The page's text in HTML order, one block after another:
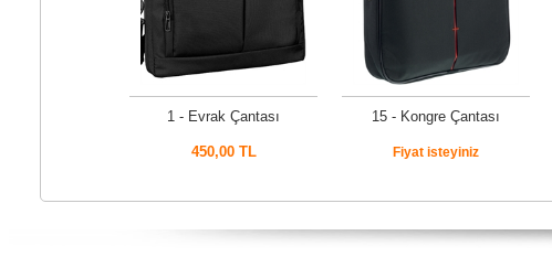
1 - Evrak Çantası
450,00 TL
15 - Kongre Çantası
Fiyat isteyiniz